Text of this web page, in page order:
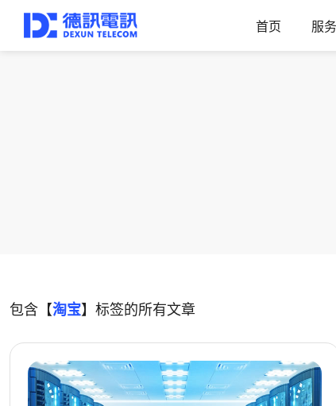
首页 服
包含【淘宝】标签的所有文章